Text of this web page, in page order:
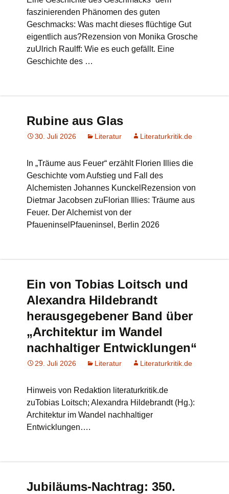
faszinierenden Phänomen des guten
Geschmacks: Was macht dieses flüchtige Gut
eigentlich aus?Rezension von Monika Grosche
zuUlrich Raulff: Wie es euch gefällt. Eine
Geschichte des …
Rubine aus Glas
30. Juli 2026 Literatur Literaturkritik.de
In „Träume aus Feuer“ erzählt Florien Illies die
Geschichte vom Aufstieg und Fall des
Alchemisten Johannes KunckelRezension von
Dietmar Jacobsen zuFlorian Illies: Träume aus
Feuer. Der Alchemist von der
PfaueninselPfaueninsel, Berlin 2026
Ein von Tobias Loitsch und
Alexandra Hildebrandt
herausgegebener Band über
„Architektur im Wandel
nachhaltiger Entwicklungen“
29. Juli 2026 Literatur Literaturkritik.de
Hinweis von Redaktion literaturkritik.de
zuTobias Loitsch; Alexandra Hildebrandt (Hg.):
Architektur im Wandel nachhaltiger
Entwicklungen….
Jubiläums-Nachtrag: 350.